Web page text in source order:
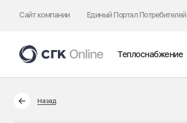
Сайт компании Единый Портал Потребителей
Теплоснабжение
Назад